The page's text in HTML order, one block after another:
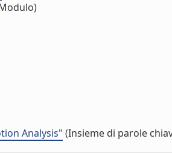
Analysis" (Insieme di parole